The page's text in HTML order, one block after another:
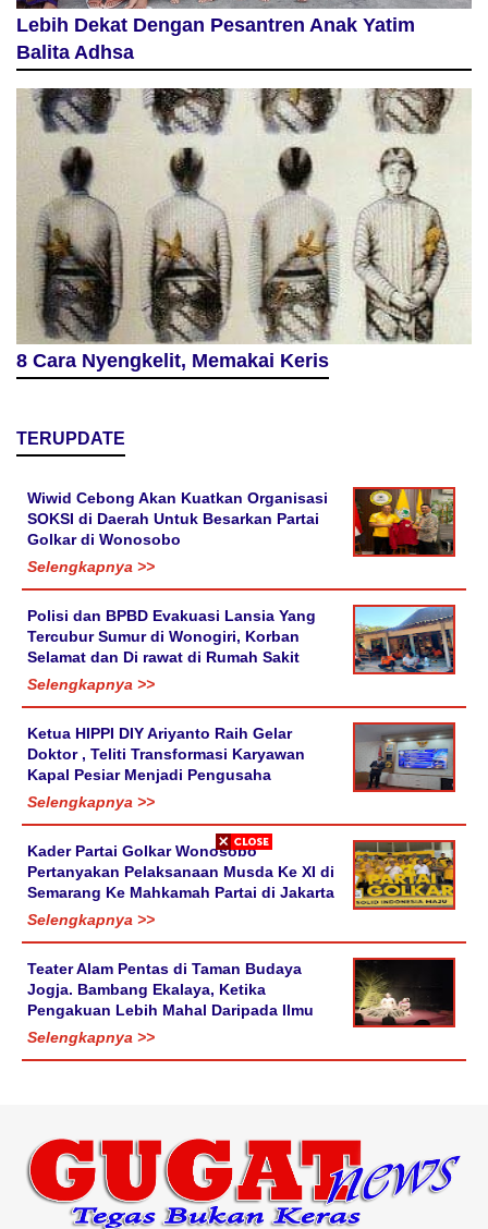
Lebih Dekat Dengan Pesantren Anak Yatim
Balita Adhsa
8 Cara Nyengkelit, Memakai Keris
TERUPDATE
Wiwid Cebong Akan Kuatkan Organisasi
SOKSI di Daerah Untuk Besarkan Partai
Golkar di Wonosobo
Selengkapnya >>
Polisi dan BPBD Evakuasi Lansia Yang
Tercubur Sumur di Wonogiri, Korban
Selamat dan Di rawat di Rumah Sakit
Selengkapnya >>
Ketua HIPPI DIY Ariyanto Raih Gelar
Doktor , Teliti Transformasi Karyawan
Kapal Pesiar Menjadi Pengusaha
Selengkapnya >>
Kader Partai Golkar Wonosobo
Pertanyakan Pelaksanaan Musda Ke XI di
Semarang Ke Mahkamah Partai di Jakarta
Selengkapnya >>
Teater Alam Pentas di Taman Budaya
Jogja. Bambang Ekalaya, Ketika
Pengakuan Lebih Mahal Daripada Ilmu
Selengkapnya >>